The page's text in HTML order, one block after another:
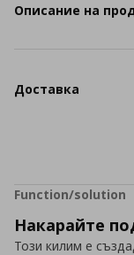
Описание на
Доставка
Function/solution
Накарайте
Този килим е